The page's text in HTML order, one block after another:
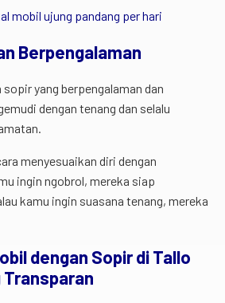
mobil ujung pandang per hari
Berpengalaman
yang berpengalaman dan
dengan tenang dan selalu
menyesuaikan diri dengan
ingin ngobrol, mereka siap
kamu ingin suasana tenang, mereka
dengan Sopir di Tallo
Transparan